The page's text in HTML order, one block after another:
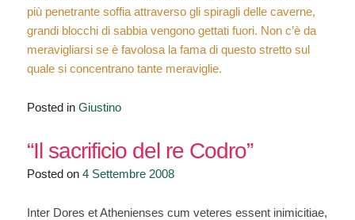
più penetrante soffia attraverso gli spiragli delle caverne,
grandi blocchi di sabbia vengono gettati fuori. Non c’è da
meravigliarsi se è favolosa la fama di questo stretto sul
quale si concentrano tante meraviglie.
Posted in Giustino
“Il sacrificio del re Codro”
Posted on 4 Settembre 2008
Inter Dores et Athenienses cum veteres essent inimicitiae,